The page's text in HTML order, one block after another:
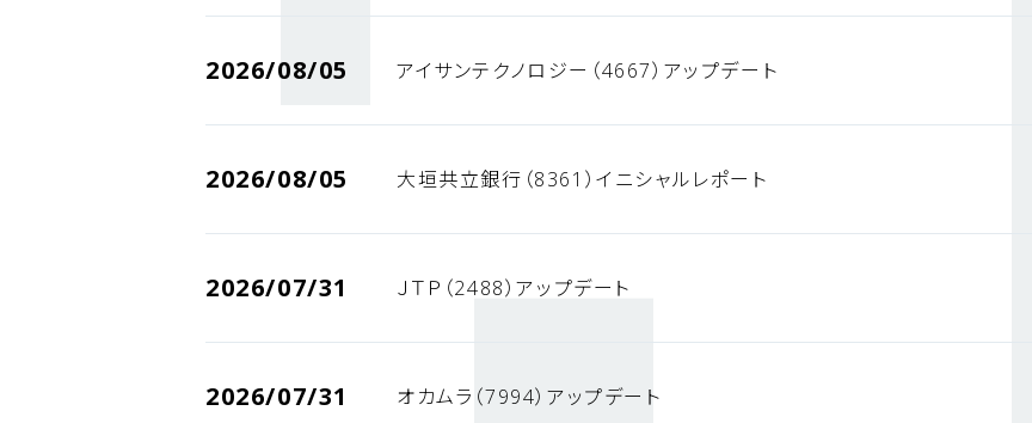
2026/08/05 アイサンテクノロジー（4667）アップデート
2026/08/05 大垣共立銀行（8361）イニシャルレポート
2026/07/31 ＪＴＰ（2488）アップデート
2026/07/31 オカムラ（7994）アップデート